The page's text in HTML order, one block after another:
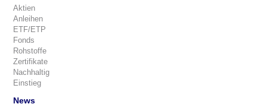
Aktien
Anleihen
ETF/ETP
Fonds
Rohstoffe
Zertifikate
Nachhaltig
Einstieg
News